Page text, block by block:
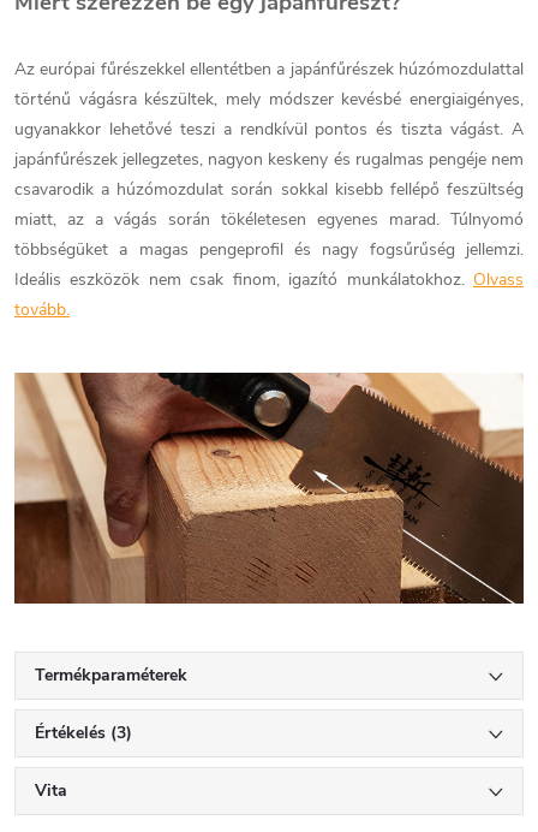
Az európai fűrészekkel ellentétben a japánfűrészek húzómozdulattal
történű vágásra készültek, mely módszer kevésbé energiaigényes,
ugyanakkor lehetővé teszi a rendkívül pontos és tiszta vágást. A
japánfűrészek jellegzetes, nagyon keskeny és rugalmas pengéje nem
csavarodik a húzómozdulat során sokkal kisebb fellépő feszültség
miatt, az a vágás során tökéletesen egyenes marad. Túlnyomó
többségüket a magas pengeprofil és nagy fogsűrűség jellemzi.
Ideális eszközök nem csak finom, igazító munkálatokhoz. Olvass
tovább.
Termékparaméterek
Értékelés (3)
Vita